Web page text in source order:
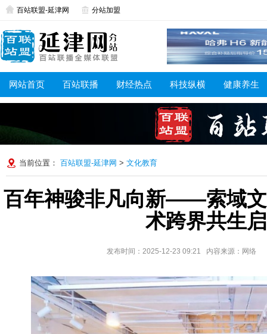
百站联盟-延津网 分站加盟
网站首页 百站联播 财经热点 科技纵横 健康养生
当前位置： 百站联盟-延津网 > 文化教育
百年神骏非凡向新——索域
术跨界共生
发布时间：2025-12-23 09:21 内容来源：网络